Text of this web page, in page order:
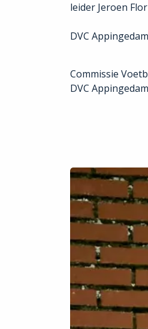
leider Jeroen
DVC
Commissie
DVC